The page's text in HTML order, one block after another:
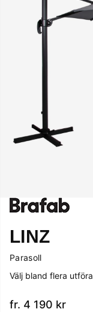
LINZ
Parasoll
Välj bland flera
fr. 4 190 kr